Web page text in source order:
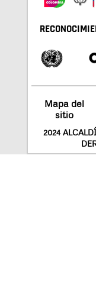
Mapa del
sitio
2024